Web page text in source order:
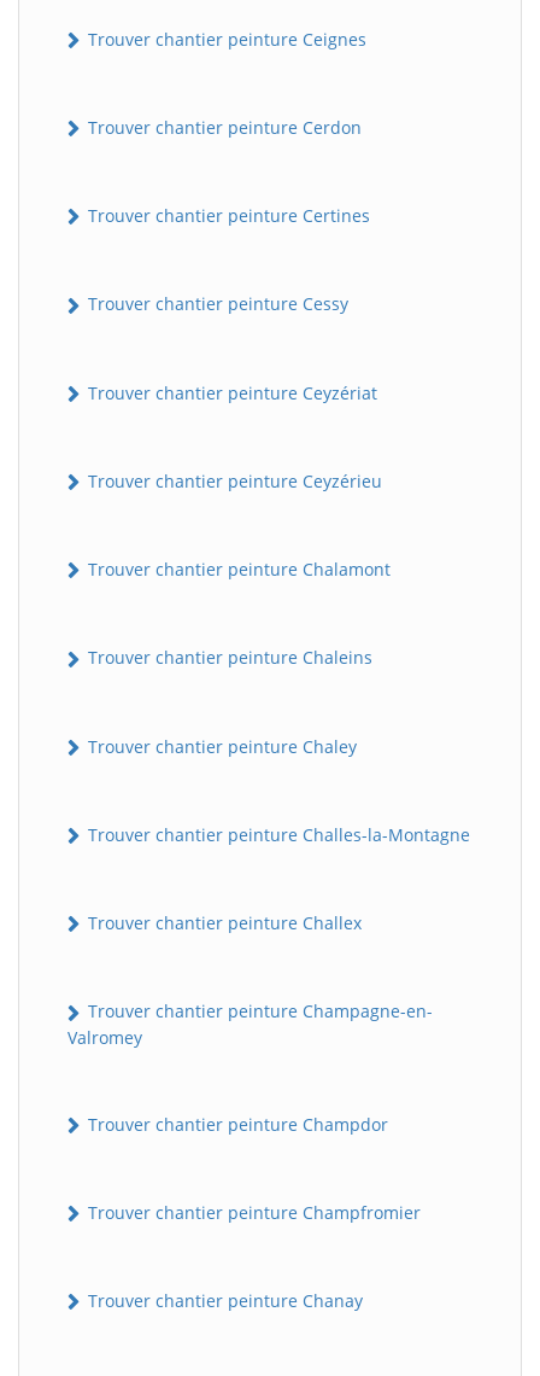
Trouver chantier peinture Ceignes
Trouver chantier peinture Cerdon
Trouver chantier peinture Certines
Trouver chantier peinture Cessy
Trouver chantier peinture Ceyzériat
Trouver chantier peinture Ceyzérieu
Trouver chantier peinture Chalamont
Trouver chantier peinture Chaleins
Trouver chantier peinture Chaley
Trouver chantier peinture Challes-la-Montagne
Trouver chantier peinture Challex
Trouver chantier peinture Champagne-en-
Valromey
Trouver chantier peinture Champdor
Trouver chantier peinture Champfromier
Trouver chantier peinture Chanay